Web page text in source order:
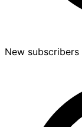
New